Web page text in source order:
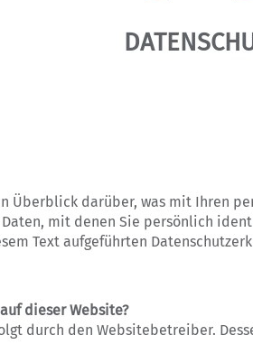
Überblick darüber, was mit Ihren
mit denen Sie persönlich
Text aufgeführten
dieser Website?
durch den Websitebetreiber.